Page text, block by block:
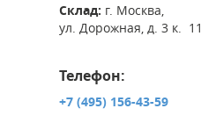
Склад: г. Москва,
ул. Дорожная, д. 3 к. 11
Телефон:
+7 (495) 156-43-59